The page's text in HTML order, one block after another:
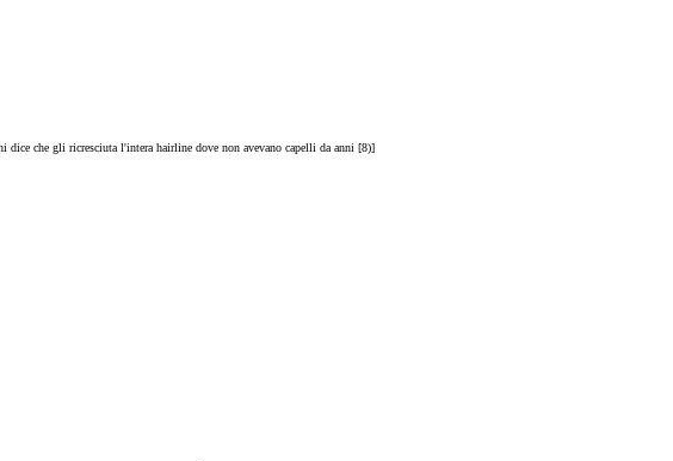
dice che gli ricresciuta l'intera hairline dove non avevano capelli da anni [8)]